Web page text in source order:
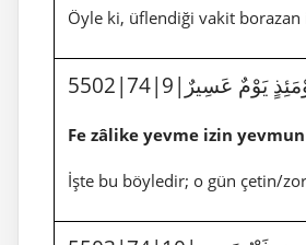
Öyle ki, üflendiği vakit borazan
يَوْمَئِذٍ يَوْمٌ عَسِيرٌ
Fe zâlike yevme izin
İşte bu böyledir; o gün çetin/